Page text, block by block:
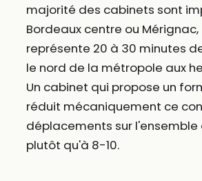
majorité des cabinets sont
Bordeaux centre ou Mérignac,
représente 20 à 30 minutes
le nord de la métropole aux
Un cabinet qui propose un
réduit mécaniquement ce
déplacements sur l'ensemble
plutôt qu'à 8-10.